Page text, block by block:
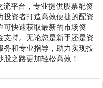
平台，专业提供股票配资
资者打造高效便捷的配资
可快速获取最新的市场资
持。无论您是新手还是资
务和专业指导，助力实现投
之路更加轻松高效！